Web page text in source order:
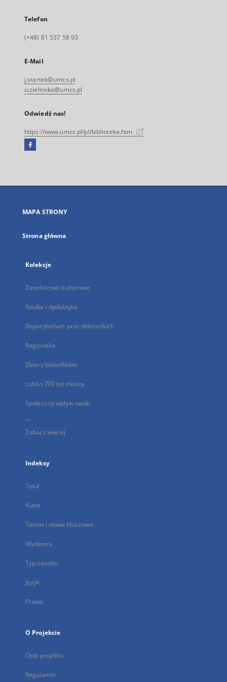
Telefon
(+48) 81 537 58 93
E-Mail
j.startek@umcs.pl
u.zielinska@umcs.pl
Odwiedź nas!
https://www.umcs.pl/pl/biblioteka.htm
Facebook
się
karcie
MAPA STRONY
Strona główna
Kolekcje
Dziedzictwo kulturowe
Nauka i dydaktyka
Repozytorium prac doktorskich
Regionalia
Zbiory bibliofilskie
Lublin 700 lat miasta
Społeczny wpływ nauki
...
Zobacz więcej
Indeksy
Tytuł
Autor
Temat i słowa kluczowe
Wydawca
Typ zasobu
Język
Prawa
O Projekcie
Opis projektu
Regulamin